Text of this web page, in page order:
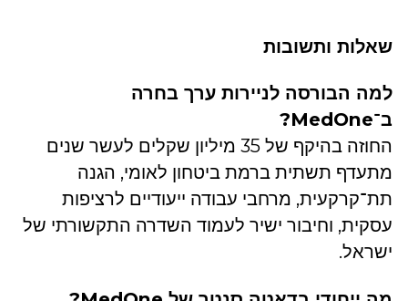
שאלות ותשובות
למה הבורסה לניירות ערך בחרה
ב־MedOne?
החוזה בהיקף של 35 מיליון שקלים לעשר שנים
מתעדף תשתית ברמת ביטחון לאומי, הגנה
תת־קרקעית, מרחבי עבודה ייעודיים לרציפות
עסקית, וחיבור ישיר לעמוד השדרה התקשורתי של
ישראל.